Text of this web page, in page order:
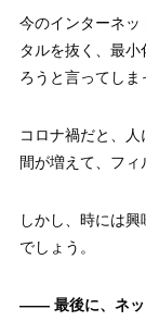
今のインターネッ
タルを抜く、最
ろうと言ってしま
コロナ禍だと、
間が増えて、フィ
しかし、時には
でしょう。
—— 最後に、ネッ